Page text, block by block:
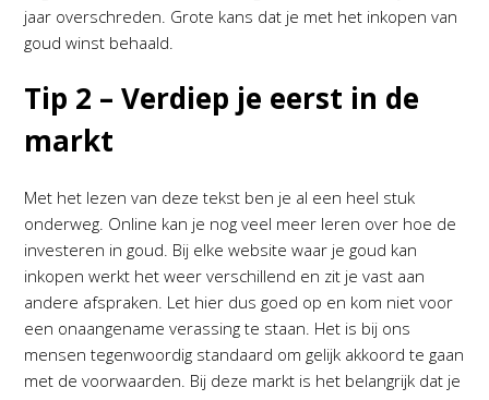
jaar overschreden. Grote kans dat je met het inkopen van
goud winst behaald.
Tip 2 – Verdiep je eerst in de
markt
Met het lezen van deze tekst ben je al een heel stuk
onderweg. Online kan je nog veel meer leren over hoe de
investeren in goud. Bij elke website waar je goud kan
inkopen werkt het weer verschillend en zit je vast aan
andere afspraken. Let hier dus goed op en kom niet voor
een onaangename verassing te staan. Het is bij ons
mensen tegenwoordig standaard om gelijk akkoord te gaan
met de voorwaarden. Bij deze markt is het belangrijk dat je